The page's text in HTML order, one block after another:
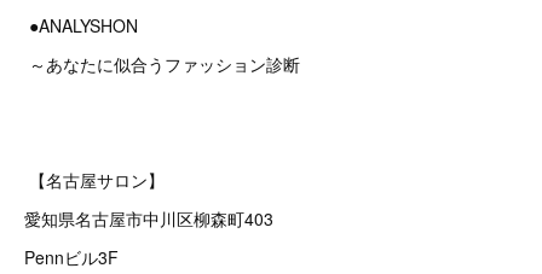
●ANALYSHON
～あなたに似合うファッション診断
【名古屋サロン】
愛知県名古屋市中川区柳森町403
Pennビル3F